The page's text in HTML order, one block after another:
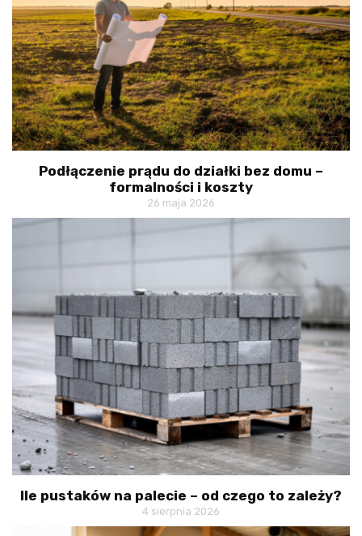
Podłączenie prądu do działki bez domu –
formalności i koszty
26 maja 2026
Ile pustaków na palecie – od czego to zależy?
4 sierpnia 2026